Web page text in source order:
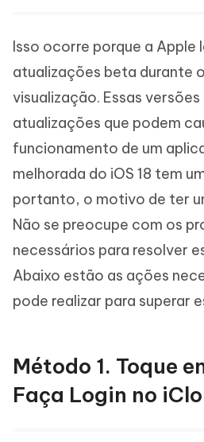
Isso ocorre porque a Apple
atualizações beta durante
visualização. Essas
atualizações que podem
funcionamento de um
melhorada do iOS 18 tem
portanto, o motivo de ter
Não se preocupe com os
necessários para resolver
Abaixo estão as ações
pode realizar para superar
Método 1. Toque
Faça Login no